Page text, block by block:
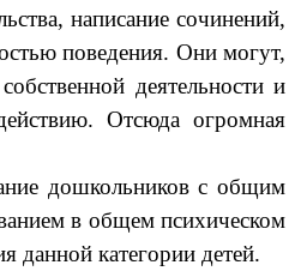
написание сочинений,
поведения. Они могут,
деятельности и
Отсюда огромная
дошкольников с общим
в общем психическом
данной категории детей.